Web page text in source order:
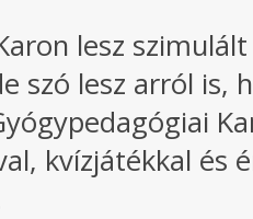
lesz
szó lesz arról
kvízjátékkal és